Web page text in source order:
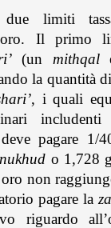
limiti
Il primo
(un mithqal
la quantità
, i quali
includenti
pagare 1/
nukhud o 1,728
non
pagare la
riguardo